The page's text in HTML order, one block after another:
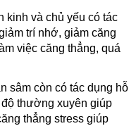
kinh và chủ yếu có tác
trí nhớ, giảm căng
việc căng thẳng, quá
sâm còn có tác dụng hỗ
thường xuyên giúp
thẳng stress giúp